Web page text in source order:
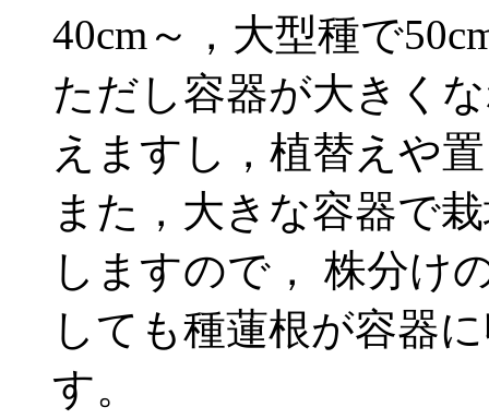
40cm～，大型種で
ただし容器が大きく
えますし，植替えや
また，大きな容器で
しますので， 株分け
しても種蓮根が容器
す。